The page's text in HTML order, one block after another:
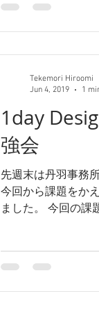
1day
強会
先週末は丹羽事務
今回から課題をか
ました。 今回の課
Tekemori Hiroomi
Jun 4, 2019
1